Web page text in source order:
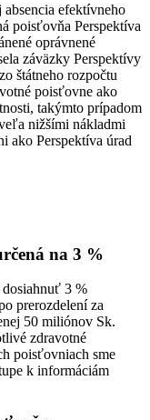
absencia efektívneho
poisťovňa Perspektíva
oprávnené
záväzky Perspektívy
štátneho rozpočtu
poisťovne ako
takýmto prípadom
nižšími nákladmi
ako Perspektíva úrad
na 3 %
3 %
prerozdelení za
50 miliónov Sk.
zdravotné
poisťovniach sme
k informáciám